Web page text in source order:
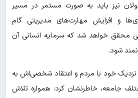
نیز باید به صورت مستمر در مسیر
و افزایش مهارت‌های مدیریتی گام
محقق خواهد شد که سرمایه انسانی آن
شود.
نزدیک خود با مردم و اعتقاد شخصی‌اش به
جامعه، خاطرنشان کرد: همواره تلاش